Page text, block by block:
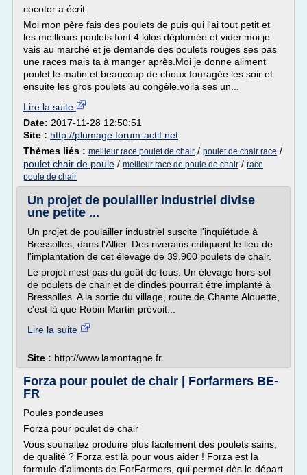
cocotor a écrit:
Moi mon père fais des poulets de puis qui l'ai tout petit et
les meilleurs poulets font 4 kilos déplumée et vider.moi je
vais au marché et je demande des poulets rouges ses pas
une races mais ta à manger après.Moi je donne aliment
poulet le matin et beaucoup de choux fouragée les soir et
ensuite les gros poulets au congèle.voila ses un...
Lire la suite
Date: 2017-11-28 12:50:51
Site : http://plumage.forum-actif.net
Thèmes liés : meilleur race poulet de chair / poulet de chair race /
poulet chair de poule / meilleur race de poule de chair / race
poule de chair
Un projet de poulailler industriel divise
une petite ...
Un projet de poulailler industriel suscite l'inquiétude à
Bressolles, dans l'Allier. Des riverains critiquent le lieu de
l'implantation de cet élevage de 39.900 poulets de chair.
Le projet n'est pas du goût de tous. Un élevage hors-sol
de poulets de chair et de dindes pourrait être implanté à
Bressolles. A la sortie du village, route de Chante Alouette,
c'est là que Robin Martin prévoit...
Lire la suite
Site : http://www.lamontagne.fr
Forza pour poulet de chair | Forfarmers BE-
FR
Poules pondeuses
Forza pour poulet de chair
Vous souhaitez produire plus facilement des poulets sains,
de qualité ? Forza est là pour vous aider ! Forza est la
formule d'aliments de ForFarmers, qui permet dès le départ